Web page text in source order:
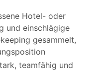
Hotel- oder
und einschlägige
gesammelt,
teamfähig und